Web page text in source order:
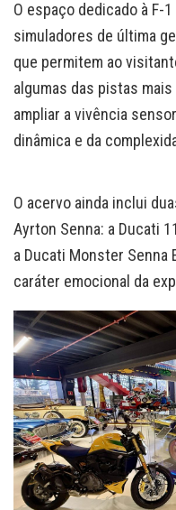
O espaço dedicado à F-
simuladores de última
que permitem ao
algumas das pistas
ampliar a vivência
dinâmica e da
O acervo ainda inclui
Ayrton Senna: a Ducati
a Ducati Monster Senna
caráter emocional da